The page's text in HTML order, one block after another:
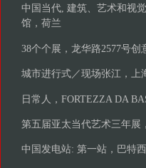
中国当代, 建筑、艺术和视
馆，荷兰
38个个展，龙华路2577号创
城市进行式／现场张江，上
日常人，FORTEZZA DA
第五届亚太当代艺术三年展
中国发电站: 第一站，巴特